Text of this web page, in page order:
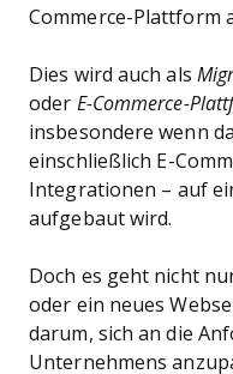
Commerce-Plattform
Dies wird auch als
oder E-Commerce-
insbesondere wenn
einschließlich E-
Integrationen – auf
aufgebaut wird.
Doch es geht nicht
oder ein neues
darum, sich an die
Unternehmens